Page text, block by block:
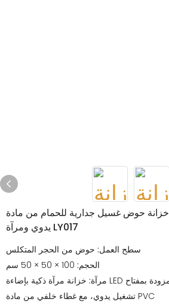
خزانة حوض غسيل جدارية للحمام من مادة PVC مع مفتاح تشغيل
يدوي ومرآة LY017
سطح العمل: حوض من الحجر المتكلس
الحجم:
مرآة: خزانة مرآة ذكية بإضاءة LED مقاس 68 × 100 سم مزودة بمفتاح
تشغيل يدوي، مع غطاء خلفي من مادة PVC